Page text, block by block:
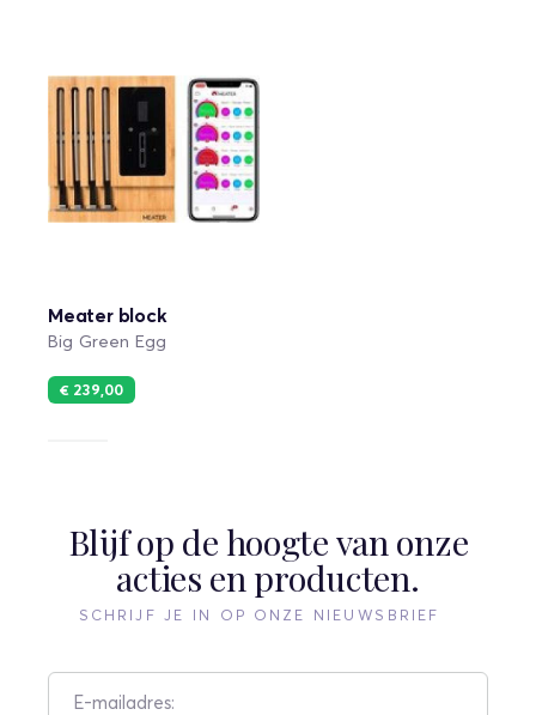
Meater block
Big Green Egg
€ 239,00
Blijf op de hoogte van onze
acties en producten.
SCHRIJF JE IN OP ONZE NIEUWSBRIEF